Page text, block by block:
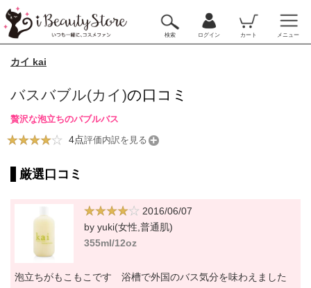
検索 ログイン カート メニュー
カイ kai
バスバブル(カイ)の口コミ
贅沢な泡立ちのバブルバス
4点評価内訳を見る
厳選口コミ
2016/06/07
by yuki(女性,普通肌)
355ml/12oz
泡立ちがもこもこです 浴槽で外国のバス気分を味わえました